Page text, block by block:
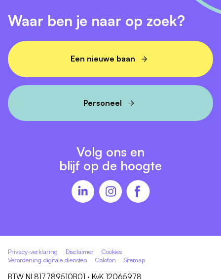
Waar ben je naar op zoek?
Een nieuwe baan
Personeel
Volg ons en
blijf op de hoogte
Privacy-verklaring Disclaimer
Cookies
Verordening digitale diensten
Colofon Sitemap
BTW NL817789510B01 · KvK 12065978